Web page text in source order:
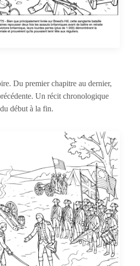
Du premier chapitre au dernier,
Un récit chronologique
début à la fin.